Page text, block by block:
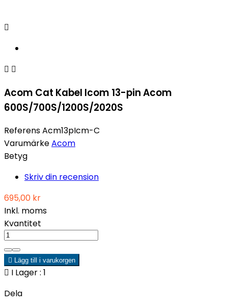

 
Acom Cat Kabel Icom 13-pin Acom
600S/700S/1200S/2020S
ReferensAcm13pIcm-C
VarumärkeAcom
Betyg
Skriv din recension
695,00 kr
Inkl. moms
Kvantitet
 Lägg till i varukorgen
 I Lager : 1
Dela